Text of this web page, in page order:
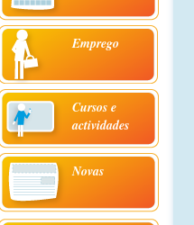
Emprego
Cursos e
actividades
Novas